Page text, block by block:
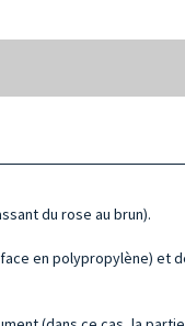
du rose au brun).
en polypropylène) et